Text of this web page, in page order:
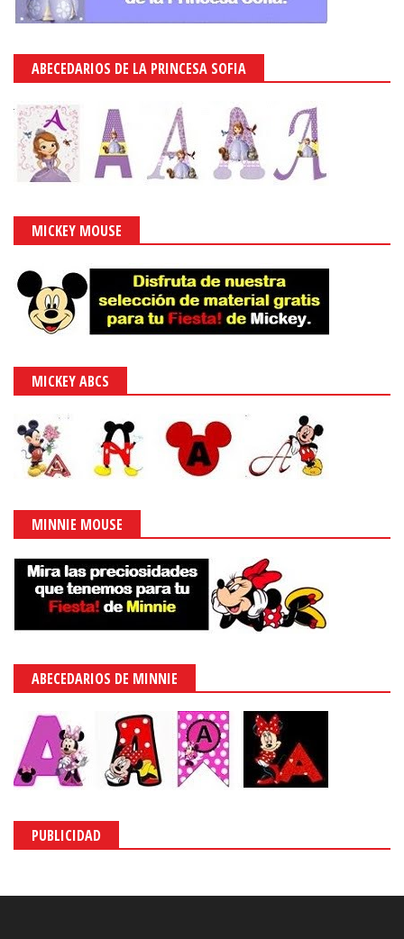
ABECEDARIOS DE LA PRINCESA SOFIA
MICKEY MOUSE
MICKEY ABCS
MINNIE MOUSE
ABECEDARIOS DE MINNIE
PUBLICIDAD